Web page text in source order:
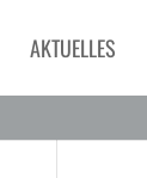
AKTUELLES